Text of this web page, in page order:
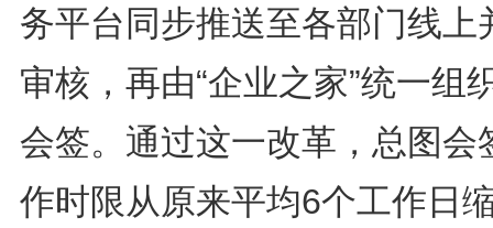
务平台同步推送至各部门线上
审核，再由“企业之家”统一组
会签。通过这一改革，总图会
作时限从原来平均6个工作日